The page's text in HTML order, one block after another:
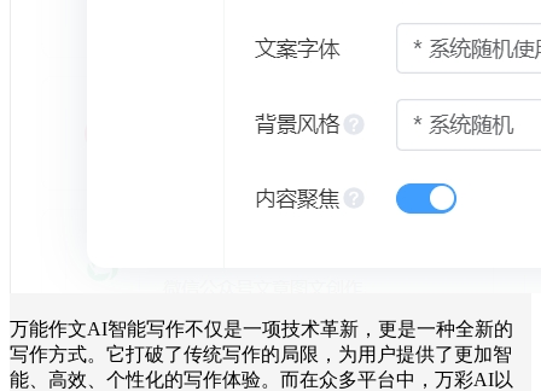
万能作文AI智能写作不仅是一项技术革新，更是一种全新的
写作方式。它打破了传统写作的局限，为用户提供了更加智
能、高效、个性化的写作体验。而在众多平台中，万彩AI以